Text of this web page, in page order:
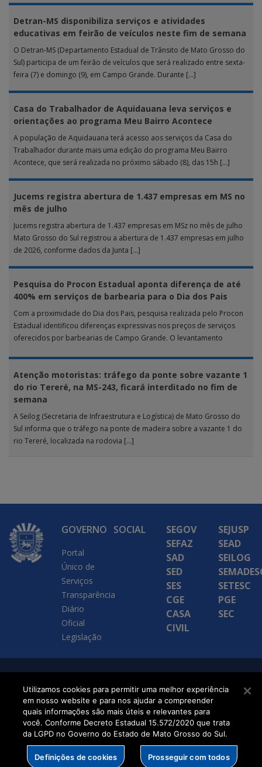
Detran-MS disponibiliza serviços e atividades
educativas em feirão de veículos neste fim de semana
O Detran-MS (Departamento Estadual de Trânsito de Mato Grosso do
Sul) participa de um feirão de veículos que será realizado entre sexta-
feira (7) e domingo (9), em Campo Grande. Durante […]
Casa do Trabalhador de Aquidauana leva serviços e
orientações ao programa Meu Bairro Acontece
A população de Aquidauana terá acesso aos serviços da Casa do
Trabalhador durante mais uma edição do programa Meu Bairro
Acontece, que será realizada no próximo sábado (8), das 15h […]
Jucems registra abertura de 1.437 empresas em MS no
mês de julho
Jucems registra abertura de 1.437 empresas em MSz no mês de julho
Mato Grosso do Sul registrou a abertura de 1.437 empresas em julho
de 2026, conforme dados da Junta […]
Pesquisa do Procon Estadual aponta diferença de até
400% em serviços de barbearia para o Dia dos Pais
Com a proximidade do Dia dos Pais, pesquisa realizada pelo Procon
Estadual identificou diferenças expressivas nos preços de serviços
oferecidos por barbearias de Campo Grande. O levantamento
Atenção motoristas: tráfego da ponte sobre vazante 1
do rio Tereré, na MS-243, ficará interditado no fim de
semana
A Seilog (Secretaria de Infraestrutura e Logística) de Mato Grosso do
Sul informa que o tráfego na ponte de madeira sobre a vazante 1 do
rio Tereré, localizada na rodovia […]
GOVERNO
Portal
Único de
Serviços
Transparência
Diário
Oficial
Legislação
SOCIAL
SEGOV
SEFAZ
SAD
SED
SES
CGE
CASA
CIVIL
SEJUSP
SEAD
SEILOG
SETESC
PGE
SEC
Executiva de
Transformação Digital
Utilizamos cookies para permitir uma melhor experiência
em nosso website e para nos ajudar a compreender
quais informações são mais úteis e relevantes para
você. Conforme Decreto Estadual 15.572/2020 que trata
da LGPD no Governo do Estado de Mato Grosso do Sul.
Definições de cookies Prosseguir com todos